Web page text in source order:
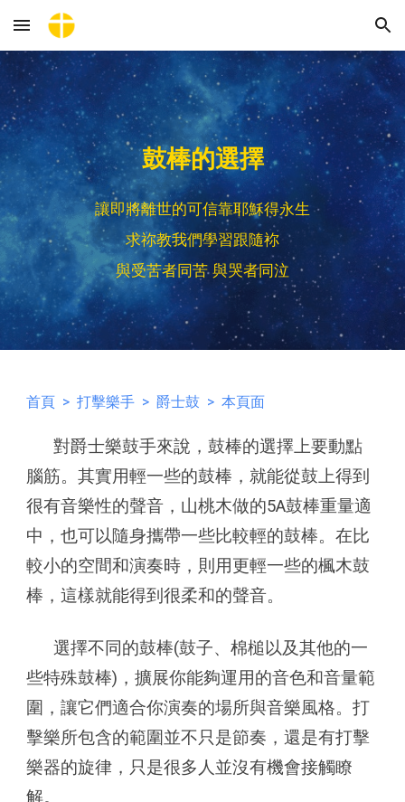
Skip to main content Skip to navigation
鼓棒的選擇
讓即將離世的可信靠耶穌得永生
求祢教我們學習跟隨祢
與受苦者同苦 與哭者同泣
首頁 >打擊樂手 >爵士鼓 > 本頁面
對爵士樂鼓手來說，鼓棒的選擇上要動點
腦筋。其實用輕一些的鼓棒，就能從鼓上得到
很有音樂性的聲音，山桃木做的5A鼓棒重量適
中，也可以隨身攜帶一些比較輕的鼓棒。在比
較小的空間和演奏時，則用更輕一些的楓木鼓
棒，這樣就能得到很柔和的聲音。
選擇不同的鼓棒(鼓子、棉槌以及其他的一
些特殊鼓棒)，擴展你能夠運用的音色和音量範
圍，讓它們適合你演奏的場所與音樂風格。打
擊樂所包含的範圍並不只是節奏，還是有打擊
樂器的旋律，只是很多人並沒有機會接觸瞭
解。